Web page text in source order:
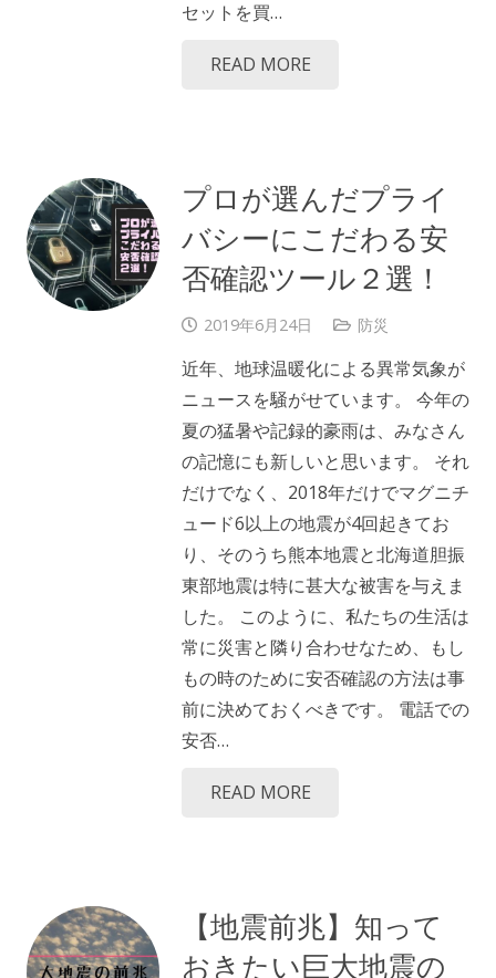
セットを買…
READ MORE
プロが選んだプライ
バシーにこだわる安
否確認ツール２選！
2019年6月24日 防災
近年、地球温暖化による異常気象が
ニュースを騒がせています。 今年の
夏の猛暑や記録的豪雨は、みなさん
の記憶にも新しいと思います。 それ
だけでなく、2018年だけでマグニチ
ュード6以上の地震が4回起きてお
り、そのうち熊本地震と北海道胆振
東部地震は特に甚大な被害を与えま
した。 このように、私たちの生活は
常に災害と隣り合わせなため、もし
もの時のために安否確認の方法は事
前に決めておくべきです。 電話での
安否…
READ MORE
【地震前兆】知って
おきたい巨大地震の